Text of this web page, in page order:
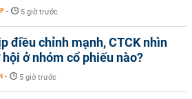
- 5 giờ trước
điều chỉnh mạnh, CTCK nhìn
ở nhóm cổ phiếu nào?
- 5 giờ trước